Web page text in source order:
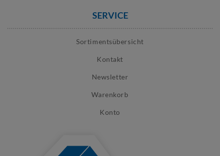
SERVICE
Sortimentsübersicht
Kontakt
Newsletter
Warenkorb
Konto